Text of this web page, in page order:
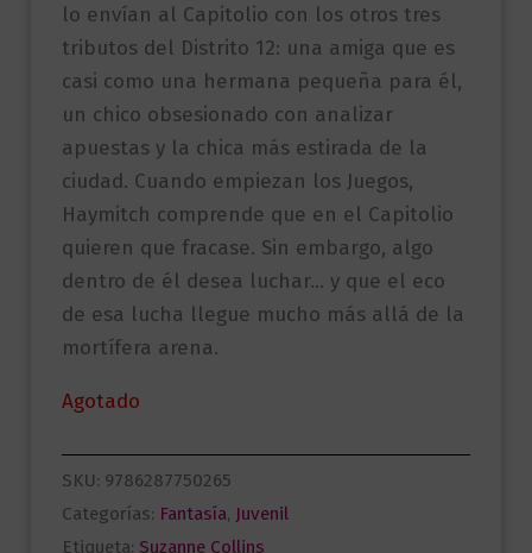
lo envían al Capitolio con los otros tres
tributos del Distrito 12: una amiga que es
casi como una hermana pequeña para él,
un chico obsesionado con analizar
apuestas y la chica más estirada de la
ciudad. Cuando empiezan los Juegos,
Haymitch comprende que en el Capitolio
quieren que fracase. Sin embargo, algo
dentro de él desea luchar… y que el eco
de esa lucha llegue mucho más allá de la
mortífera arena.
Agotado
SKU: 9786287750265
Categorías: Fantasía, Juvenil
Etiqueta: Suzanne Collins